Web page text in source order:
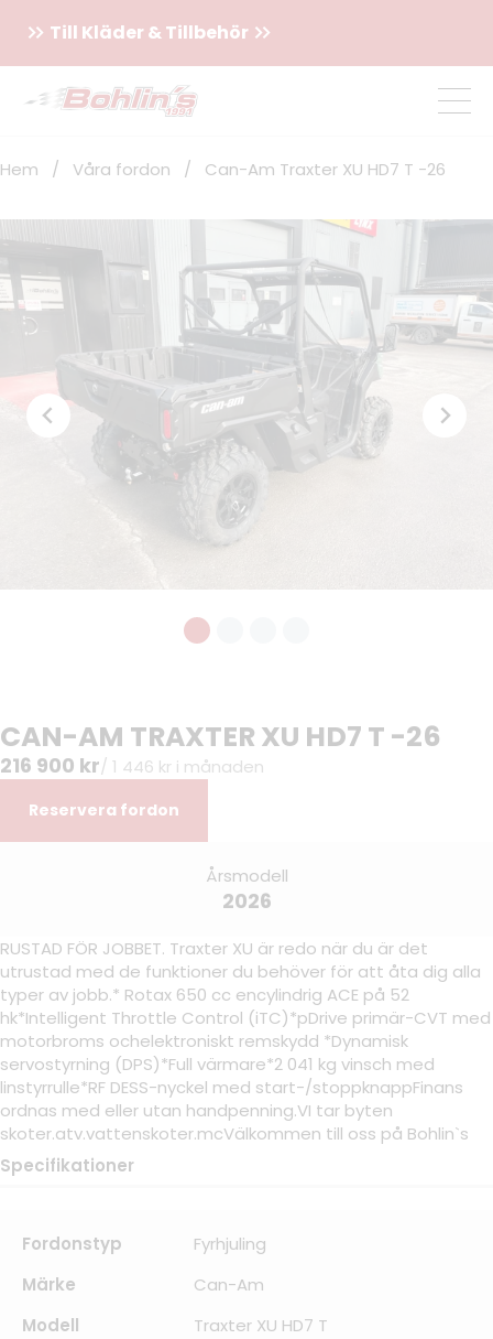
Till Kläder & Tillbehör
Hem / Våra fordon / Can-Am Traxter XU HD7 T -26
CAN-AM TRAXTER XU HD7 T -26
216 900 kr/ 1 446 kr i månaden
Reservera fordon
Årsmodell
2026
RUSTAD FÖR JOBBET. Traxter XU är redo när du är det
utrustad med de funktioner du behöver för att åta dig alla
typer av jobb.* Rotax 650 cc encylindrig ACE på 52
hk*Intelligent Throttle Control (iTC)*pDrive primär-CVT med
motorbroms ochelektroniskt remskydd *Dynamisk
servostyrning (DPS)*Full värmare*2 041 kg vinsch med
linstyrrulle*RF DESS-nyckel med start-/stoppknappFinans
ordnas med eller utan handpenning.VI tar byten
skoter.atv.vattenskoter.mcVälkommen till oss på Bohlin`s
Specifikationer
Fordonstyp
Fyrhjuling
Märke
Can-Am
Modell
Traxter XU HD7 T